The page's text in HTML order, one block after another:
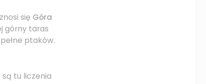
się Góra
górny taras
ptaków.
tu liczenia